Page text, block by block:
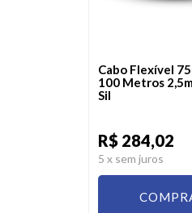
Cabo Flexível
100 Metros
Sil
R$ 284,02
5 x sem juros